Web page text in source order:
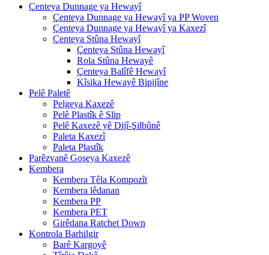
Çenteya Dunnage ya Hewayî
Çenteya Dunnage ya Hewayî ya PP Woven
Çenteya Dunnage ya Hewayî ya Kaxezî
Çenteya Stûna Hewayî
Çenteya Stûna Hewayî
Rola Stûna Hewayê
Çenteya Balîfê Hewayî
Kîsika Hewayê Bipijîne
Pelê Paletê
Pelgeya Kaxezê
Pelê Plastîk ê Slip
Pelê Kaxezê yê Dijî-Şilbûnê
Paleta Kaxezî
Paleta Plastîk
Parêzvanê Goşeya Kaxezê
Kembera
Kembera Têla Kompozît
Kembera lêdanan
Kembera PP
Kembera PET
Girêdana Ratchet Down
Kontrola Barhilgir
Barê Kargoyê